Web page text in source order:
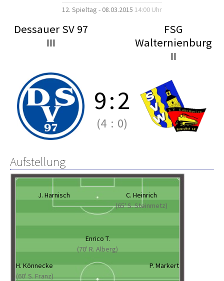
12. Spieltag - 08.03.2015 14:00 Uhr
Dessauer SV 97
III
FSG
Walternienburg
II
9:2
(4 : 0)
Aufstellung
J. Harnisch
C. Heinrich
(65' S. Steinmetz)
Enrico T.
(70' R. Alberg)
H. Könnecke
(60' S. Franz)
P. Markert